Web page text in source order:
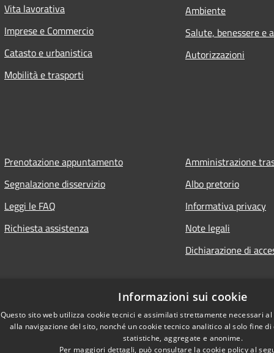
Vita lavorativa
Imprese e Commercio
Catasto e urbanistica
Mobilità e trasporti
Ambiente
Salute, benessere e
Autorizzazioni
Prenotazione appuntamento
Segnalazione disservizio
Leggi le FAQ
Richiesta assistenza
Amministrazione
Albo pretorio
Informativa privacy
Note legali
Dichiarazione di
Informazioni sui cookie
Questo sito web utilizza cookie tecnici e assimilati strettamente necessari
alla navigazione del sito, nonché un cookie tecnico analitico al solo fine
statistiche, aggregate e anonime.
Per maggiori dettagli, può consultare la cookie policy al